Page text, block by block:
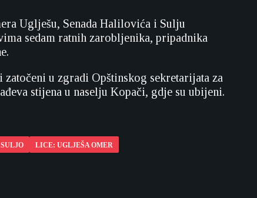
Uglješu, Senada Halilovića i Sulju
sedam ratnih zarobljenika, pripadnika
u zgradi Opštinskog sekretarijata za
stijena u naselju Kopači, gdje su ubijeni.
LICE: UGLJEŠA OMER